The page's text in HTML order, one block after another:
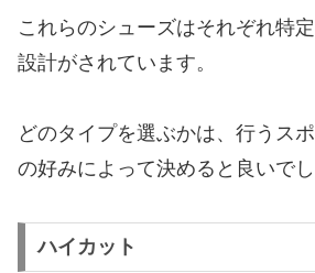
これらのシューズはそれぞれ特
設計がされています。
どのタイプを選ぶかは、行うス
の好みによって決めると良いでし
ハイカット